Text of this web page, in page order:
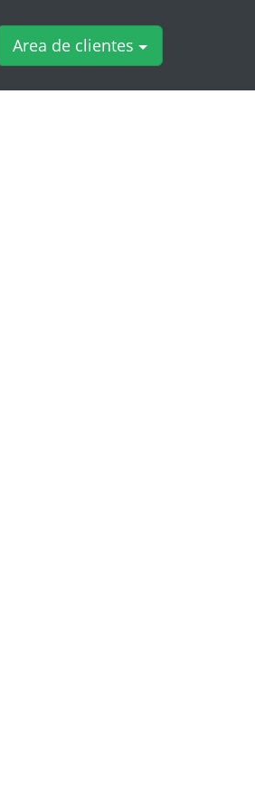
Area de clientes